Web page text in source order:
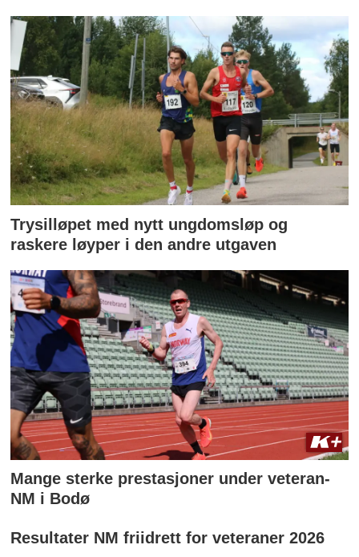
Trysilløpet med nytt ungdomsløp og
raskere løyper i den andre utgaven
Mange sterke prestasjoner under veteran-
NM i Bodø
Resultater NM friidrett for veteraner 2026